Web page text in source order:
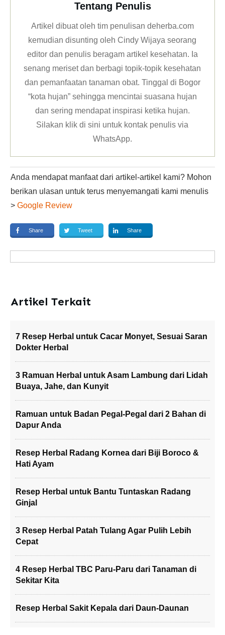
Tentang Penulis
Artikel dibuat oleh tim penulisan deherba.com
kemudian disunting oleh Cindy Wijaya seorang
editor dan penulis beragam artikel kesehatan. Ia
senang meriset dan berbagi topik-topik kesehatan
dan pemanfaatan tanaman obat. Tinggal di Bogor
“kota hujan” sehingga mencintai suasana hujan
dan sering mendapat inspirasi ketika hujan.
Silakan klikdi sini untuk kontak penulis via
WhatsApp.
Anda mendapat manfaat dari artikel-artikel kami? Mohon
berikan ulasan untuk terus menyemangati kami menulis
> Google Review
Share Tweet Share
Artikel Terkait
7 Resep Herbal untuk Cacar Monyet, Sesuai Saran
Dokter Herbal
3 Ramuan Herbal untuk Asam Lambung dari Lidah
Buaya, Jahe, dan Kunyit
Ramuan untuk Badan Pegal-Pegal dari 2 Bahan di
Dapur Anda
Resep Herbal Radang Kornea dari Biji Boroco &
Hati Ayam
Resep Herbal untuk Bantu Tuntaskan Radang
Ginjal
3 Resep Herbal Patah Tulang Agar Pulih Lebih
Cepat
4 Resep Herbal TBC Paru-Paru dari Tanaman di
Sekitar Kita
Resep Herbal Sakit Kepala dari Daun-Daunan